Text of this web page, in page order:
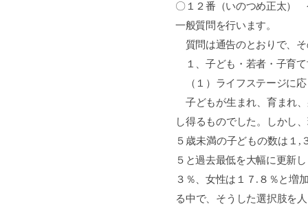
〇１２番（いのつめ正太）
一般質問を行います。
質問は通告のとおりで、
１、子ども・若者・子育
（１）ライフステージに
子どもが生まれ、育まれ
し得るものでした。しかし
５歳未満の子どもの数は１ ,
５と過去最低を大幅に更新
３％、女性は１７ . ８％と増
る中で、そうした選択肢を